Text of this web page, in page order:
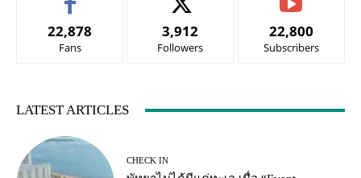
22,878
Fans
3,912
Followers
22,800
Subscribers
LATEST ARTICLES
CHECK IN